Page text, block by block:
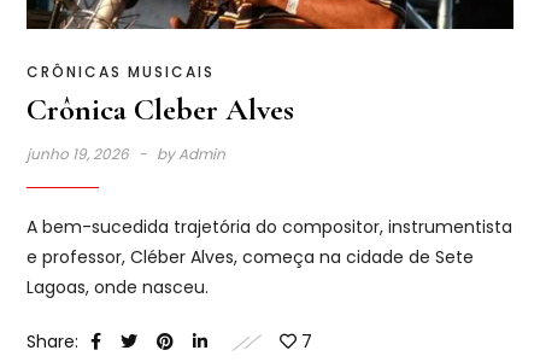
CRÔNICAS MUSICAIS
Crônica Cleber Alves
junho 19, 2026 byAdmin
A bem-sucedida trajetória do compositor, instrumentista
e professor, Cléber Alves, começa na cidade de Sete
Lagoas, onde nasceu.
Share: 7